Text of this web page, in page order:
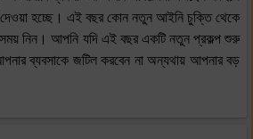
দেওয়া হচ্ছে। এই বছর কোন নতুন আইনি চুক্তি থেকে
সময় নিন। আপনি যদি এই বছর একটি নতুন প্রকল্প শুরু
ব্যবসাকে জটিল করবেন না অন্যথায় আপনার বড়